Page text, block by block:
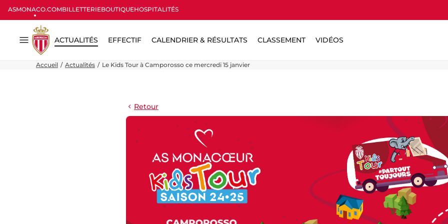
ASMONACO.COMBILLETTERIEBOUTIQUEHOSPITALITÉS
Menu
ACTUALITÉS EFFECTIF CALENDRIER & RÉSULTATS CLASSEMENT VIDÉOS
Accueil Actualités Le Kids Tour à Camporosso ce mercredi 15 janvier
Retour